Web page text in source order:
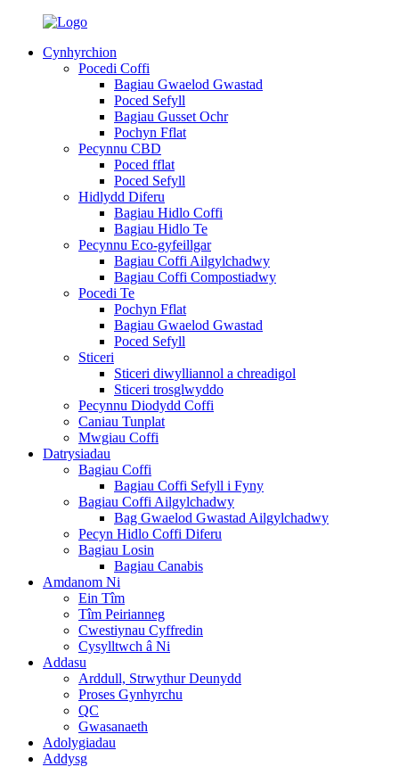
Cynhyrchion
Pocedi Coffi
Bagiau Gwaelod Gwastad
Poced Sefyll
Bagiau Gusset Ochr
Pochyn Fflat
Pecynnu CBD
Poced fflat
Poced Sefyll
Hidlydd Diferu
Bagiau Hidlo Coffi
Bagiau Hidlo Te
Pecynnu Eco-gyfeillgar
Bagiau Coffi Ailgylchadwy
Bagiau Coffi Compostiadwy
Pocedi Te
Pochyn Fflat
Bagiau Gwaelod Gwastad
Poced Sefyll
Sticeri
Sticeri diwylliannol a chreadigol
Sticeri trosglwyddo
Pecynnu Diodydd Coffi
Caniau Tunplat
Mwgiau Coffi
Datrysiadau
Bagiau Coffi
Bagiau Coffi Sefyll i Fyny
Bagiau Coffi Ailgylchadwy
Bag Gwaelod Gwastad Ailgylchadwy
Pecyn Hidlo Coffi Diferu
Bagiau Losin
Bagiau Canabis
Amdanom Ni
Ein Tîm
Tîm Peirianneg
Cwestiynau Cyffredin
Cysylltwch â Ni
Addasu
Arddull, Strwythur Deunydd
Proses Gynhyrchu
QC
Gwasanaeth
Adolygiadau
Addysg